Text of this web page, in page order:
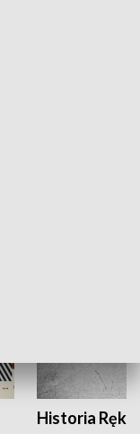
Historia Ręką